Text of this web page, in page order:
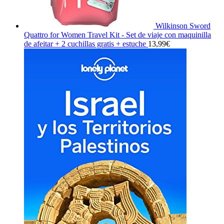
Wilkinson Sword
Quattro for Women Travel Kit - Set de viaje con maquinilla
de afeitar + 2 cuchillas gratis + estuche 13,99€